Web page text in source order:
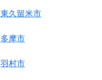
東久留米市
多摩市
羽村市